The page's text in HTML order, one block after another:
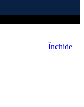
Închide